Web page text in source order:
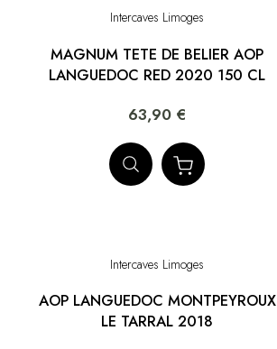
Intercaves Limoges
MAGNUM TETE DE BELIER AOP
LANGUEDOC RED 2020 150 CL
63,90 €
Intercaves Limoges
AOP LANGUEDOC MONTPEYROUX
LE TARRAL 2018